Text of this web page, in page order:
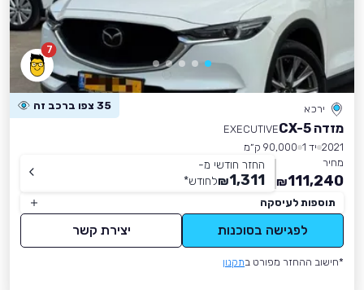
7
ירכא 35 צפו ברכב זה
מזדה CX-5
EXECUTIVE
2021 יד 1
90,000 ק״מ
מחיר
111,240
₪
החזר חודשי מ-
1,311
₪לחודש*
תוספות לעיסקה
לפגישה בסוכנות יצירת קשר
*חישוב ההחזר מפורט בתקנון